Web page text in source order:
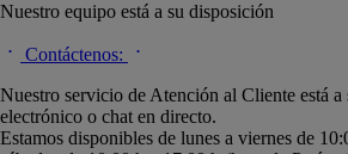
Nuestro equipo está a su disposición
Contáctenos:
Nuestro servicio de Atención al Cliente está
electrónico o chat en directo.
Estamos disponibles de lunes a viernes de